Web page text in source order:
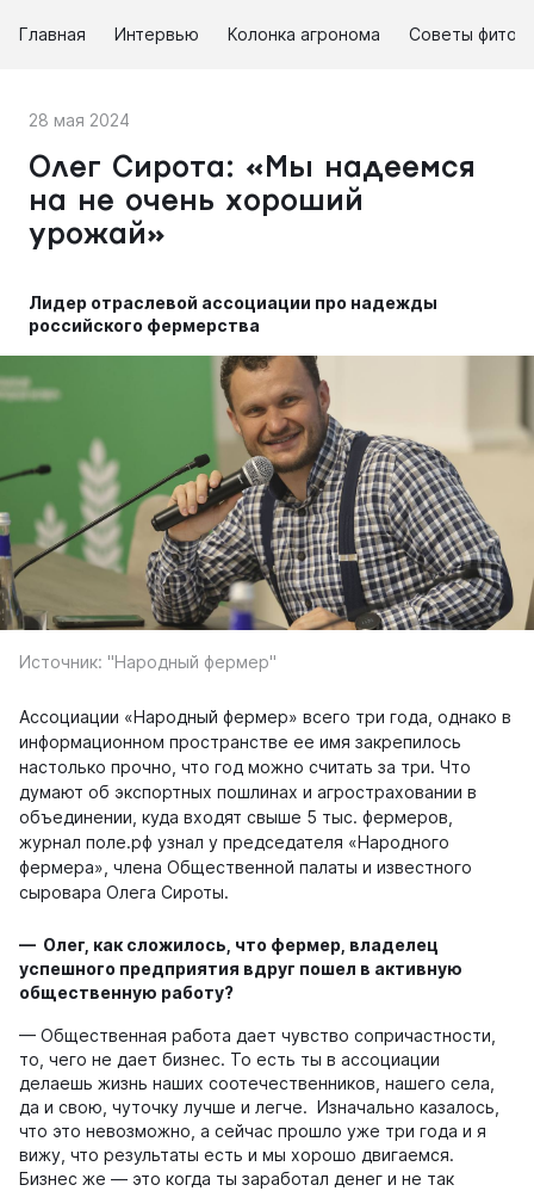
Главная Интервью Колонка агронома Советы
28 мая 2024
Олег Сирота: «Мы надеемся
на не очень хороший
урожай»
Лидер отраслевой ассоциации про надежды
российского фермерства
Источник: "Народный фермер"
Ассоциации «Народный фермер» всего три года, однако в
информационном пространстве ее имя закрепилось
настолько прочно, что год можно считать за три. Что
думают об экспортных пошлинах и агростраховании в
объединении, куда входят свыше 5 тыс. фермеров,
журнал поле.рф узнал у председателя «Народного
фермера», члена Общественной палаты и известного
сыровара Олега Сироты.
— Олег, как сложилось, что фермер, владелец
успешного предприятия вдруг пошел в активную
общественную работу?
— Общественная работа дает чувство сопричастности,
то, чего не дает бизнес. То есть ты в ассоциации
делаешь жизнь наших соотечественников, нашего села,
да и свою, чуточку лучше и легче. Изначально казалось,
что это невозможно, а сейчас прошло уже три года и я
вижу, что результаты есть и мы хорошо двигаемся.
Бизнес же — это когда ты заработал денег и не так